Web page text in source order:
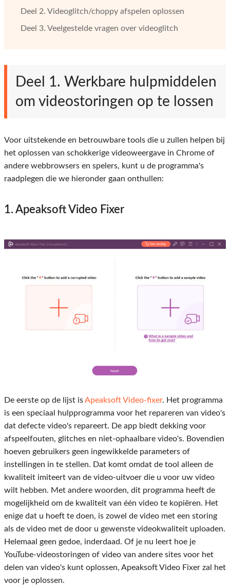
Deel 2. Videoglitch/choppy afspelen oplossen
Deel 3. Veelgestelde vragen over videoglitch
Deel 1. Werkbare hulpmiddelen
om videostoringen op te lossen
Voor uitstekende en betrouwbare tools die u zullen helpen bij
het oplossen van schokkerige videoweergave in Chrome of
andere webbrowsers en spelers, kunt u de programma's
raadplegen die we hieronder gaan onthullen:
1. Apeaksoft Video Fixer
De eerste op de lijst isApeaksoft Video-fixer. Het programma
is een speciaal hulpprogramma voor het repareren van video's
dat defecte video's repareert. De app biedt dekking voor
afspeelfouten, glitches en niet-ophaalbare video's. Bovendien
hoeven gebruikers geen ingewikkelde parameters of
instellingen in te stellen. Dat komt omdat de tool alleen de
kwaliteit imiteert van de video-uitvoer die u voor uw video
wilt hebben. Met andere woorden, dit programma heeft de
mogelijkheid om de kwaliteit van één video te kopiëren. Het
enige dat u hoeft te doen, is zowel de video met een storing
als de video met de door u gewenste videokwaliteit uploaden.
Helemaal geen gedoe, inderdaad. Of je nu leert hoe je
YouTube-videostoringen of video van andere sites voor het
delen van video's kunt oplossen, Apeaksoft Video Fixer zal het
voor je oplossen.